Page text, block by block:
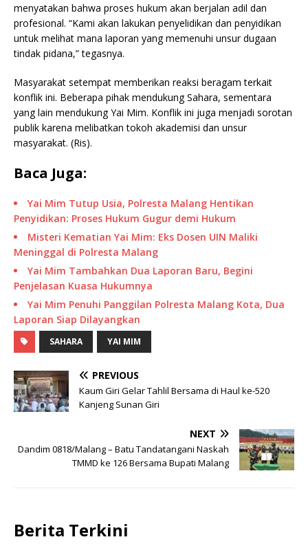
menyatakan bahwa proses hukum akan berjalan adil dan
profesional. “Kami akan lakukan penyelidikan dan penyidikan
untuk melihat mana laporan yang memenuhi unsur dugaan
tindak pidana,” tegasnya.
Masyarakat setempat memberikan reaksi beragam terkait
konflik ini. Beberapa pihak mendukung Sahara, sementara
yang lain mendukung Yai Mim. Konflik ini juga menjadi sorotan
publik karena melibatkan tokoh akademisi dan unsur
masyarakat. (Ris).
Baca Juga:
Yai Mim Tutup Usia, Polresta Malang Hentikan
Penyidikan: Proses Hukum Gugur demi Hukum
Misteri Kematian Yai Mim: Eks Dosen UIN Maliki
Meninggal di Polresta Malang
Yai Mim Tambahkan Dua Laporan Baru, Begini
Penjelasan Kuasa Hukumnya
Yai Mim Penuhi Panggilan Polresta Malang Kota, Dua
Laporan Siap Dilayangkan
SAHARA YAI MIM
PREVIOUS
Kaum Giri Gelar Tahlil Bersama di Haul ke-520
Kanjeng Sunan Giri
NEXT
Dandim 0818/Malang – Batu Tandatangani Naskah
TMMD ke 126 Bersama Bupati Malang
Berita Terkini